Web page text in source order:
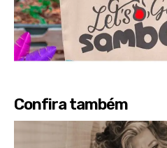
Confira também